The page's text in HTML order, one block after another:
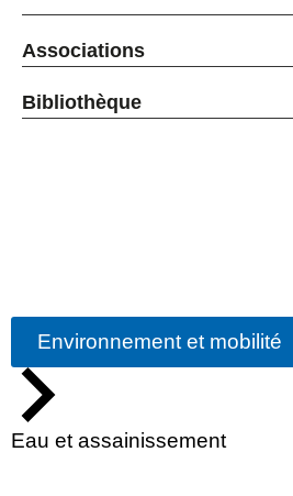
Associations
Bibliothèque
Environnement et mobilité
Eau et assainissement